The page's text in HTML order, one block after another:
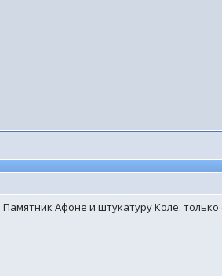
Афоне и штукатуру Коле.